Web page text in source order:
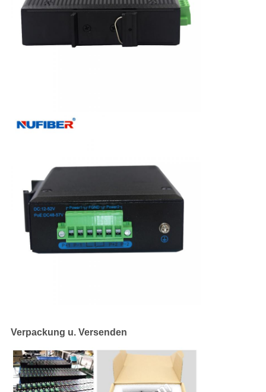
Verpackung u. Versenden